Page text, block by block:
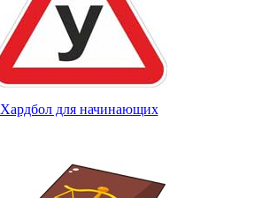
Хардбол для начинающих